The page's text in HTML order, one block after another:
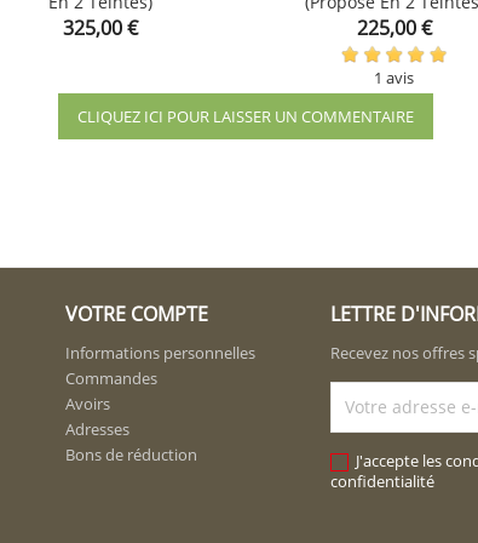
Prix
325,00 € Prix
225,00 €
1 avis
CLIQUEZ ICI POUR LAISSER UN COMMENTAIRE
VOTRE COMPTE
Informations personnelles
Commandes
Avoirs
Adresses
Bons de réduction
LETTRE
Recevez nos offres
J'accepte les
confidentialité